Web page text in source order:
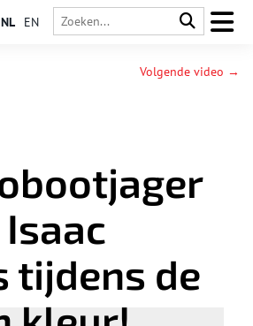
NL EN
Volgende video →
tijdens de